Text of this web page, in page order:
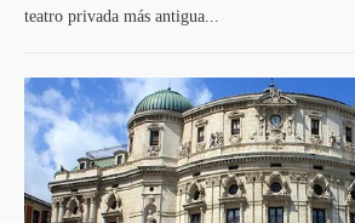
teatro privada más antigua...